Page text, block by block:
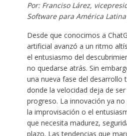
Por: Franciso Lárez,
Software para América
Desde que conocimos a
artificial avanzó a un ritmo
el entusiasmo del
no quedarse atrás. Sin
una nueva fase del desarrollo
donde la velocidad deja de
progreso. La innovación ya
la improvisación o el
que necesita madurez,
plazo. Las tendencias que